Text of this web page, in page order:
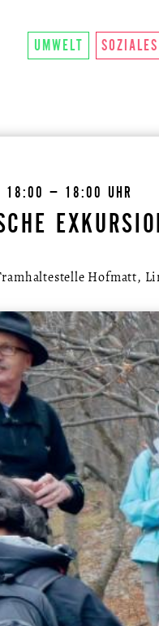
THEMEN
UMWELT SOZIALES
18:00 – 18:00 UHR
Hofmatt,